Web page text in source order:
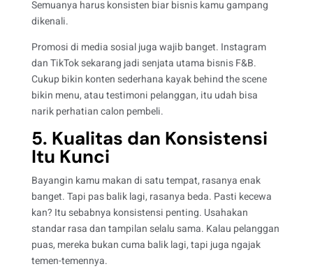
Semuanya harus konsisten biar bisnis kamu gampang
dikenali.
Promosi di media sosial juga wajib banget. Instagram
dan TikTok sekarang jadi senjata utama bisnis F&B.
Cukup bikin konten sederhana kayak behind the scene
bikin menu, atau testimoni pelanggan, itu udah bisa
narik perhatian calon pembeli.
5. Kualitas dan Konsistensi
Itu Kunci
Bayangin kamu makan di satu tempat, rasanya enak
banget. Tapi pas balik lagi, rasanya beda. Pasti kecewa
kan? Itu sebabnya konsistensi penting. Usahakan
standar rasa dan tampilan selalu sama. Kalau pelanggan
puas, mereka bukan cuma balik lagi, tapi juga ngajak
temen-temennya.